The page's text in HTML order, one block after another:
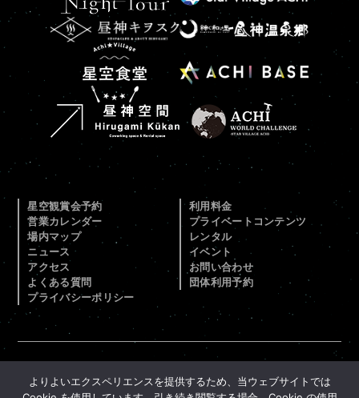
星空観賞会予約
利用料金
営業カレンダー
プライベートコンテンツ
場内マップ
レンタル
ニュース
イベント
アクセス
お問い合わせ
よくある質問
団体利用予約
プライバシーポリシー
Googleのプライバシーポリシーと利用規約が適用されま
よりよいエクスペリエンスを提供するため、当ウェブサイトでは